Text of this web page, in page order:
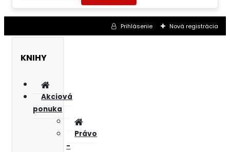
Prihlásenie Nová registrácia
KNIHY
Akciová
ponuka
Právo
-